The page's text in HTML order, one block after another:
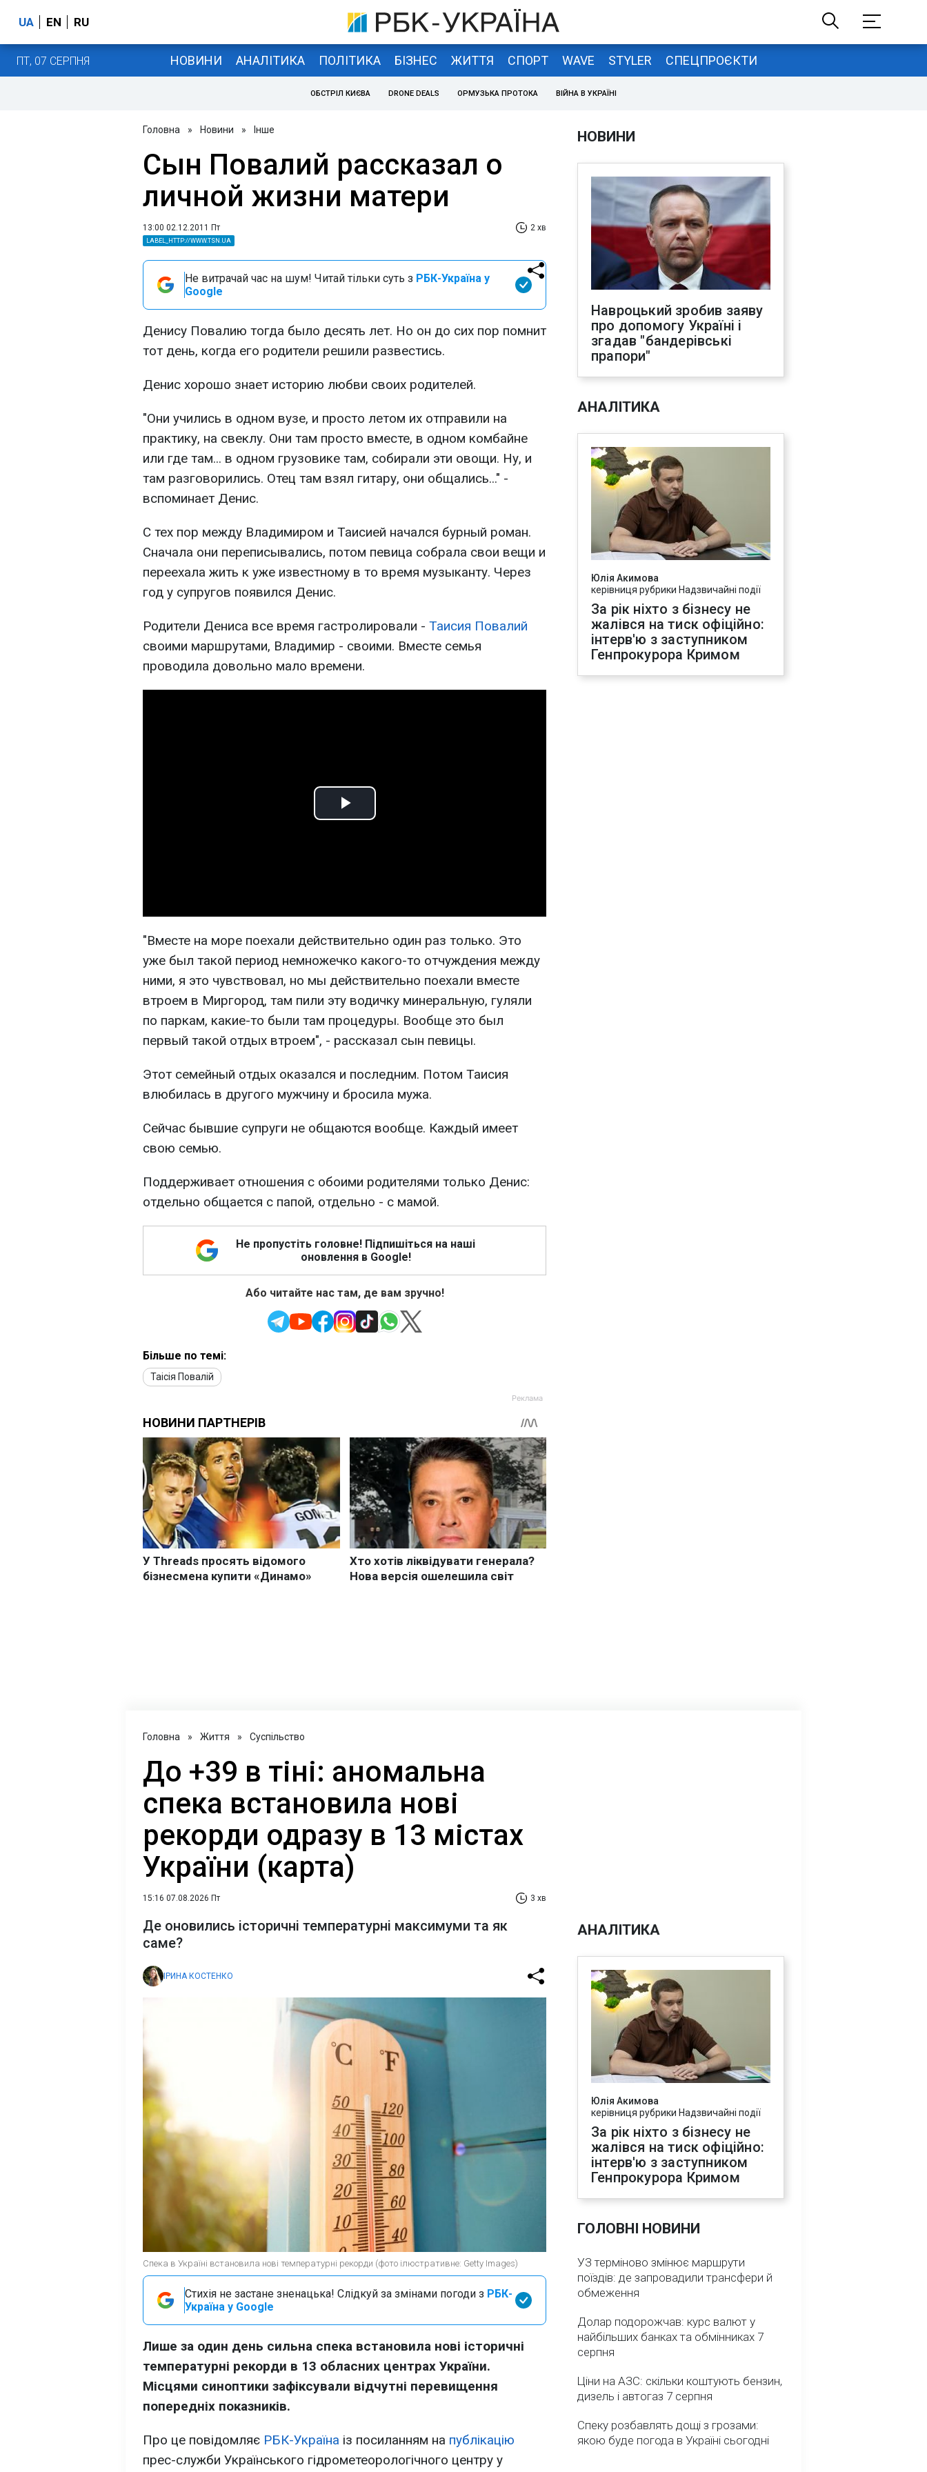
UA EN RU
ПТ, 07 СЕРПНЯ НОВИНИ АНАЛІТИКА ПОЛІТИКА БІЗНЕС ЖИТТЯ СПОРТ WAVE STYLER СПЕЦПРОЄКТИ
ОБСТРІЛ КИЄВА DRONE DEALS ОРМУЗЬКА ПРОТОКА ВІЙНА В УКРАЇНІ
Головна » Новини » Інше
Сын Повалий рассказал о
личной жизни матери
13:00 02.12.2011 Пт 2 хв
LABEL_HTTP://WWW.TSN.UA
Не витрачай час на шум! Читай тільки суть з РБК-Україна у
Google
Денису Повалию тогда было десять лет. Но он до сих пор помнит
тот день, когда его родители решили развестись.
Денис хорошо знает историю любви своих родителей.
"Они учились в одном вузе, и просто летом их отправили на
практику, на свеклу. Они там просто вместе, в одном комбайне
или где там... в одном грузовике там, собирали эти овощи. Ну, и
там разговорились. Отец там взял гитару, они общались..." -
вспоминает Денис.
С тех пор между Владимиром и Таисией начался бурный роман.
Сначала они переписывались, потом певица собрала свои вещи и
переехала жить к уже известному в то время музыканту. Через
год у супругов появился Денис.
Родители Дениса все время гастролировали - Таисия Повалий
своими маршрутами, Владимир - своими. Вместе семья
проводила довольно мало времени.
Play
"Вместе на море поехали действительно один раз только. Это
уже был такой период немножечко какого-то отчуждения между
ними, я это чувствовал, но мы действительно поехали вместе
втроем в Миргород, там пили эту водичку минеральную, гуляли
по паркам, какие-то были там процедуры. Вообще это был
первый такой отдых втроем", - рассказал сын певицы.
Этот семейный отдых оказался и последним. Потом Таисия
влюбилась в другого мужчину и бросила мужа.
Сейчас бывшие супруги не общаются вообще. Каждый имеет
свою семью.
Поддерживает отношения с обоими родителями только Денис:
отдельно общается с папой, отдельно - с мамой.
Не пропустіть головне! Підпишіться на наші
оновлення в Google!
Або читайте нас там, де вам зручно!
Більше по темі:
Таісія Повалій
НОВИНИ
Навроцький зробив заяву
про допомогу Україні і
згадав "бандерівські
прапори"
АНАЛІТИКА
Юлія Акимова
керівниця рубрики Надзвичайні події
За рік ніхто з бізнесу не
жалівся на тиск офіційно:
інтерв'ю з заступником
Генпрокурора Кримом
Головна » Життя » Суспільство
До +39 в тіні: аномальна
спека встановила нові
рекорди одразу в 13 містах
України (карта)
15:16 07.08.2026 Пт 3 хв
Де оновились історичні температурні максимуми та як
саме?
ІРИНА КОСТЕНКО
Спека в Україні встановила нові температурні рекорди (фото ілюстративне: Getty Images)
Стихія не застане зненацька! Слідкуй за змінами погоди з РБК-
Україна у Google
Лише за один день сильна спека встановила нові історичні
температурні рекорди в 13 обласних центрах України.
Місцями синоптики зафіксували відчутні перевищення
попередніх показників.
Про це повідомляє РБК-Україна із посиланням на публікацію
прес-служби Українського гідрометеорологічного центру у
АНАЛІТИКА
Юлія Акимова
керівниця рубрики Надзвичайні події
За рік ніхто з бізнесу не
жалівся на тиск офіційно:
інтерв'ю з заступником
Генпрокурора Кримом
ГОЛОВНІ НОВИНИ
УЗ терміново змінює маршрути
поїздів: де запровадили трансфери й
обмеження
Долар подорожчав: курс валют у
найбільших банках та обмінниках 7
серпня
Ціни на АЗС: скільки коштують бензин,
дизель і автогаз 7 серпня
Спеку розбавлять дощі з грозами:
якою буде погода в Україні сьогодні